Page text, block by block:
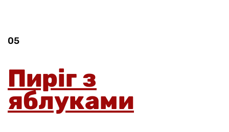
05
Пиріг з
яблуками